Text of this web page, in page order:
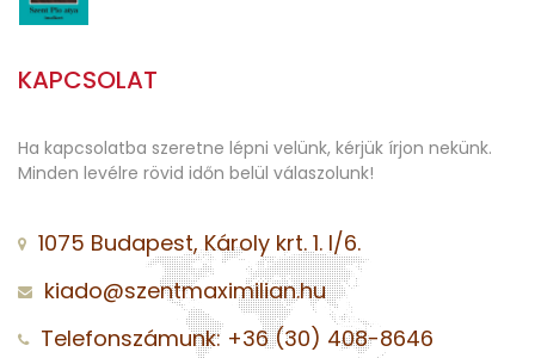
KAPCSOLAT
Ha kapcsolatba szeretne lépni velünk, kérjük írjon nekünk.
Minden levélre rövid időn belül válaszolunk!
1075 Budapest, Károly krt. 1. I/6.
kiado@szentmaximilian.hu
Telefonszámunk: +36 (30) 408-8646